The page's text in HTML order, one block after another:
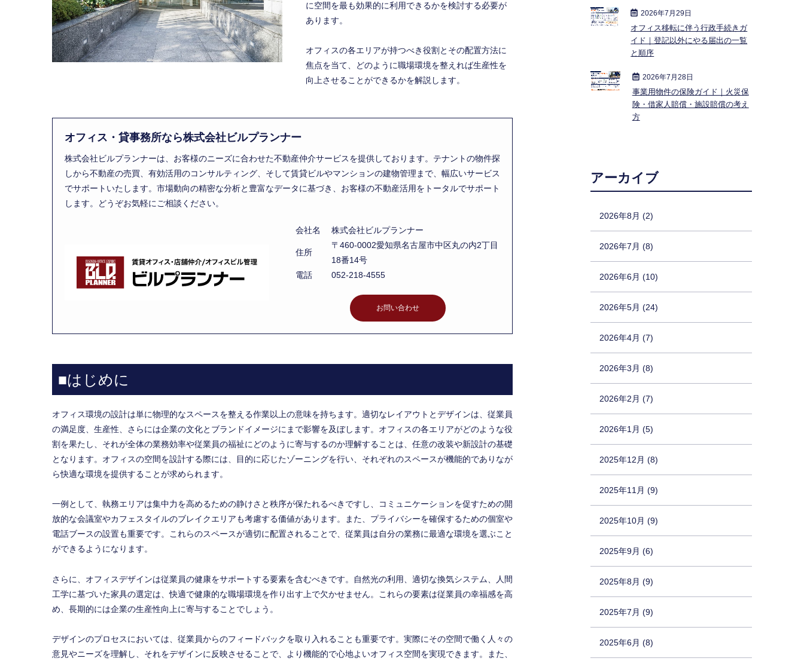
に空間を最も効果的に利用できるかを検討する必要が
あります。
オフィスの各エリアが持つべき役割とその配置方法に
焦点を当て、どのように職場環境を整えれば生産性を
向上させることができるかを解説します。
オフィス・貸事務所なら株式会社ビルプランナー
株式会社ビルプランナーは、お客様のニーズに合わせた不動産仲介サービスを提供しております。テナントの物件探
しから不動産の売買、有効活用のコンサルティング、そして賃貸ビルやマンションの建物管理まで、幅広いサービス
でサポートいたします。市場動向の精密な分析と豊富なデータに基づき、お客様の不動産活用をトータルでサポート
します。どうぞお気軽にご相談ください。
会社名 株式会社ビルプランナー
住所
〒460-0002愛知県名古屋市中区丸の内2丁目
18番14号
電話
052-218-4555
お問い合わせ
■はじめに
オフィス環境の設計は単に物理的なスペースを整える作業以上の意味を持ちます。適切なレイアウトとデザインは、従業員
の満足度、生産性、さらには企業の文化とブランドイメージにまで影響を及ぼします。オフィスの各エリアがどのような役
割を果たし、それが全体の業務効率や従業員の福祉にどのように寄与するのか理解することは、任意の改装や新設計の基礎
となります。オフィスの空間を設計する際には、目的に応じたゾーニングを行い、それぞれのスペースが機能的でありなが
ら快適な環境を提供することが求められます。
一例として、執務エリアは集中力を高めるための静けさと秩序が保たれるべきですし、コミュニケーションを促すための開
放的な会議室やカフェスタイルのブレイクエリアも考慮する価値があります。また、プライバシーを確保するための個室や
電話ブースの設置も重要です。これらのスペースが適切に配置されることで、従業員は自分の業務に最適な環境を選ぶこと
ができるようになります。
さらに、オフィスデザインは従業員の健康をサポートする要素を含むべきです。自然光の利用、適切な換気システム、人間
工学に基づいた家具の選定は、快適で健康的な職場環境を作り出す上で欠かせません。これらの要素は従業員の幸福感を高
め、長期的には企業の生産性向上に寄与することでしょう。
デザインのプロセスにおいては、従業員からのフィードバックを取り入れることも重要です。実際にその空間で働く人々の
意見やニーズを理解し、それをデザインに反映させることで、より機能的で心地よいオフィス空間を実現できます。また、
2026年7月29日
オフィス移転に伴う行政手続きガ
イド｜登記以外にやる届出の一覧
と順序
2026年7月28日
事業用物件の保険ガイド｜火災保
険・借家人賠償・施設賠償の考え
方
アーカイブ
2026年8月 (2)
2026年7月 (8)
2026年6月 (10)
2026年5月 (24)
2026年4月 (7)
2026年3月 (8)
2026年2月 (7)
2026年1月 (5)
2025年12月 (8)
2025年11月 (9)
2025年10月 (9)
2025年9月 (6)
2025年8月 (9)
2025年7月 (9)
2025年6月 (8)